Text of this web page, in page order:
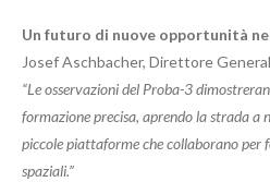
Un futuro di nuove opportunità
Josef Aschbacher, Direttore
“Le osservazioni del Proba-3
formazione precisa, aprendo la strada a
piccole piattaforme che collaborano
spaziali.”